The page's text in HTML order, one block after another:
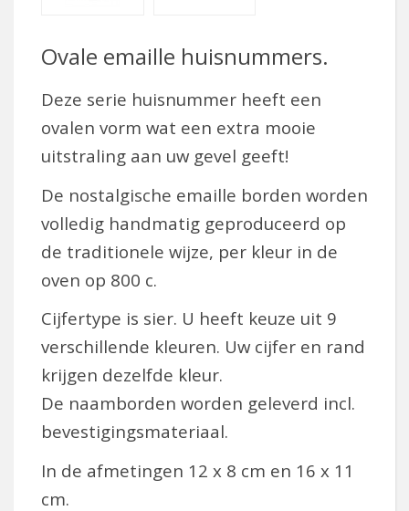
Ovale emaille huisnummers.
Deze serie huisnummer heeft een
ovalen vorm wat een extra mooie
uitstraling aan uw gevel geeft!
De nostalgische emaille borden worden
volledig handmatig geproduceerd op
de traditionele wijze, per kleur in de
oven op 800 c.
Cijfertype is sier. U heeft keuze uit 9
verschillende kleuren. Uw cijfer en rand
krijgen dezelfde kleur.
De naamborden worden geleverd incl.
bevestigingsmateriaal.
In de afmetingen 12 x 8 cm en 16 x 11
cm.